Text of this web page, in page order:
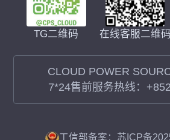
TG二维码 在线客服二维码
CLOUD POWER
7*24售前服务热线：
工信部备案：苏ICP备